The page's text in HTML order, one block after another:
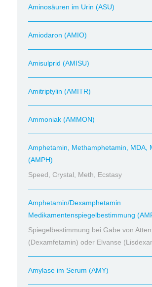
Aminosäuren im Urin (ASU)
Amiodaron (AMIO)
Amisulprid (AMISU)
Amitriptylin (AMITR)
Ammoniak (AMMON)
Amphetamin, Methamphetamin, MDA,
(AMPH)
Speed, Crystal, Meth, Ecstasy
Amphetamin/Dexamphetamin
Medikamentenspiegelbestimmung
Spiegelbestimmung bei Gabe von
(Dexamfetamin) oder Elvanse
Amylase im Serum (AMY)